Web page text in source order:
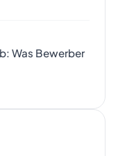
Was Bewerber